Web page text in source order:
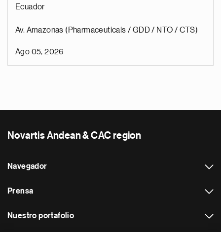
Ecuador
Av. Amazonas (Pharmaceuticals / GDD / NTO / CTS)
Ago 05, 2026
Novartis Andean & CAC region
Navegador
Prensa
Nuestro portafolio